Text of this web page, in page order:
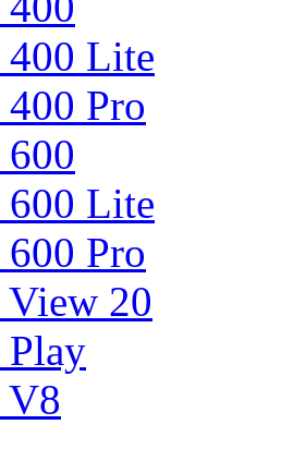
Lite
Pro
Lite
Pro
20
V8